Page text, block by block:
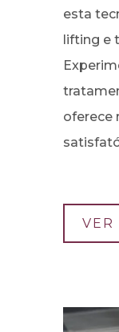
esta
lifting e
oferece
VER